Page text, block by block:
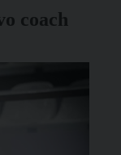
coach